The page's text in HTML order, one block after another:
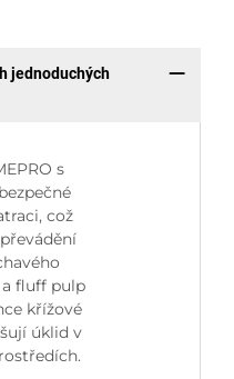
jednoduchých
s
což
fluff pulp
křížové
úklid v